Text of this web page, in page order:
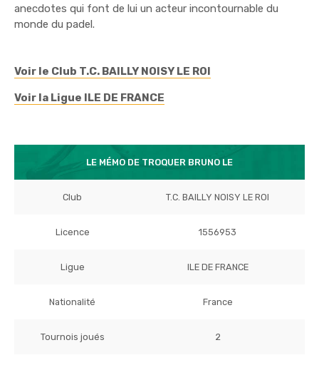
anecdotes qui font de lui un acteur incontournable du
monde du padel.
Voir le Club T.C. BAILLY NOISY LE ROI
Voir la Ligue ILE DE FRANCE
LE MÉMO DE TROQUER BRUNO LE
Club T.C. BAILLY NOISY LE ROI
Licence 1556953
Ligue ILE DE FRANCE
Nationalité France
Tournois joués 2